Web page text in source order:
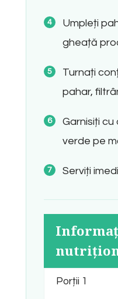
Umpleți
gheață
Turnați
pahar,
Garnisiți
verde pe
Serviți
Porții 1